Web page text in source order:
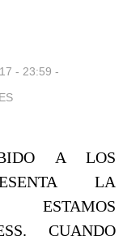
- 23:59 -
A LOS
LA
ESTAMOS
CUANDO